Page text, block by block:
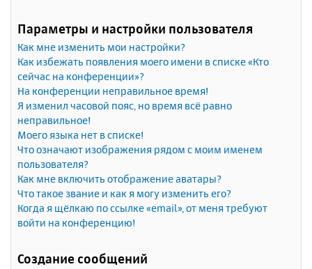
Параметры и настройки пользователя
Как мне изменить мои настройки?
Как избежать появления моего имени в списке «Кто
сейчас на конференции»?
На конференции неправильное время!
Я изменил часовой пояс, но время всё равно
неправильное!
Моего языка нет в списке!
Что означают изображения рядом с моим именем
пользователя?
Как мне включить отображение аватары?
Что такое звание и как я могу изменить его?
Когда я щёлкаю по ссылке «email», от меня требуют
войти на конференцию!
Создание сообщений